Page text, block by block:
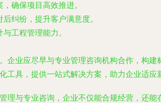
确保项目高效推进。
纠纷，提升客户满意度。
工程管理能力。
企业应尽早与专业管理咨询机构合作，构
具，提供一站式解决方案，助力企业适应
与专业咨询，企业不仅能合规经营，还